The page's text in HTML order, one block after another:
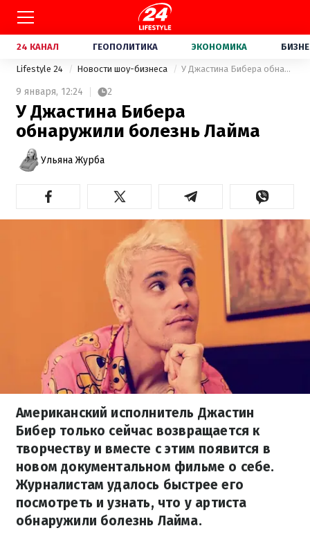
24 КАНАЛ ГЕОПОЛИТИКА ЭКОНОМИКА
Lifestyle 24 Новости шоу-бизнеса У Джастина Бибера обнаружили болезнь Лайма
9 января, 12:24 2
У Джастина Бибера
обнаружили болезнь Лайма
Ульяна Журба
Американский исполнитель Джастин
Бибер только сейчас возвращается к
творчеству и вместе с этим появится в
новом документальном фильме о себе.
Журналистам удалось быстрее его
посмотреть и узнать, что у артиста
обнаружили болезнь Лайма.